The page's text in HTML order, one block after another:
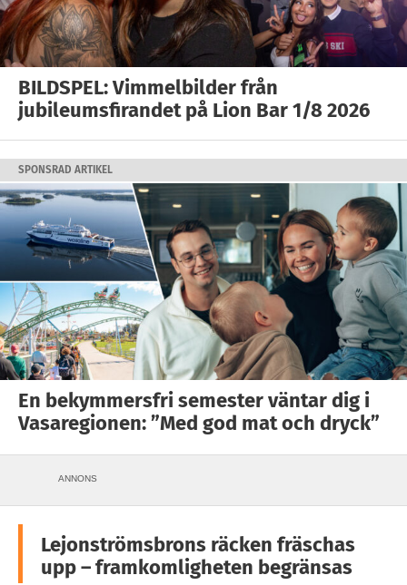
BILDSPEL: Vimmelbilder från
jubileumsfirandet på Lion Bar 1/8 2026
SPONSRAD ARTIKEL
En bekymmersfri semester väntar dig i
Vasaregionen: ”Med god mat och dryck”
ANNONS
Lejonströmsbrons räcken fräschas
upp – framkomligheten begränsas